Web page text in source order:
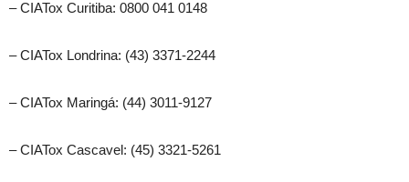
– CIATox Curitiba: 0800 041 0148
– CIATox Londrina: (43) 3371-2244
– CIATox Maringá: (44) 3011-9127
– CIATox Cascavel: (45) 3321-5261